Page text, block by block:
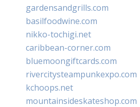
gardensandgrills.com
basilfoodwine.com
nikko-tochigi.net
caribbean-corner.com
bluemoongiftcards.com
rivercitysteampunkexpo.com
kchoops.net
mountainsideskateshop.com